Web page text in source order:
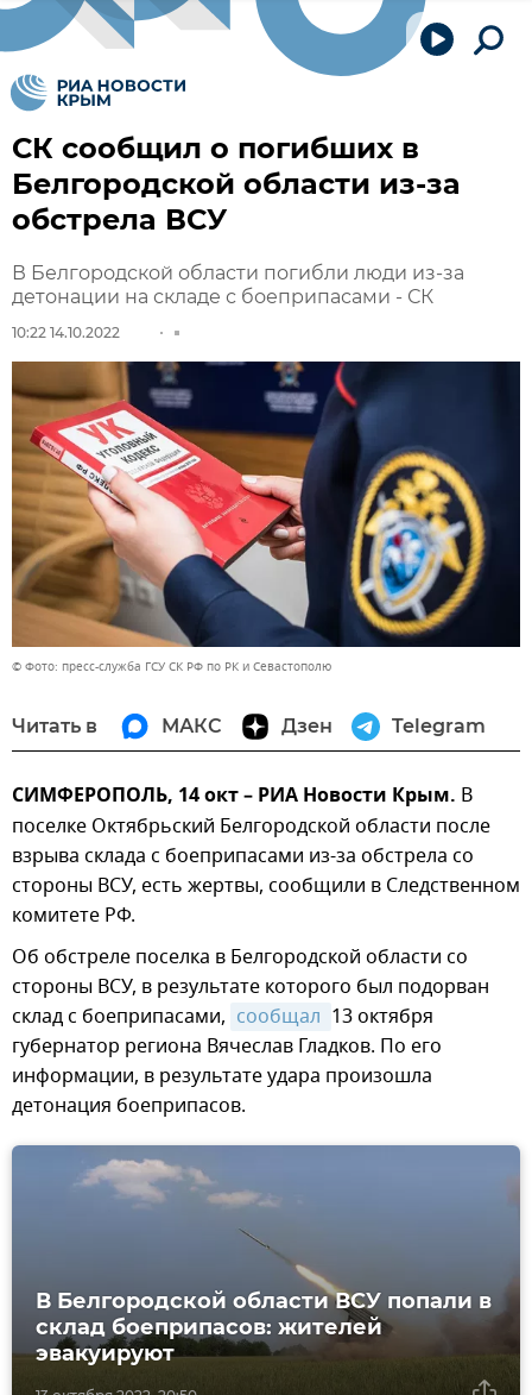
СК сообщил о погибших в
Белгородской области из-за
обстрела ВСУ
В Белгородской области погибли люди из-за
детонации на складе с боеприпасами - СК
10:22 14.10.2022
© Фото: пресс-служба ГСУ СК РФ по РК и Севастополю
Читать в МАКС Дзен Telegram
СИМФЕРОПОЛЬ, 14 окт – РИА Новости Крым. В
поселке Октябрьский Белгородской области после
взрыва склада с боеприпасами из-за обстрела со
стороны ВСУ, есть жертвы, сообщили в Следственном
комитете РФ.
Об обстреле поселка в Белгородской области со
стороны ВСУ, в результате которого был подорван
склад с боеприпасами, сообщал 13 октября
губернатор региона Вячеслав Гладков. По его
информации, в результате удара произошла
детонация боеприпасов.
В Белгородской области ВСУ попали в
склад боеприпасов: жителей
эвакуируют